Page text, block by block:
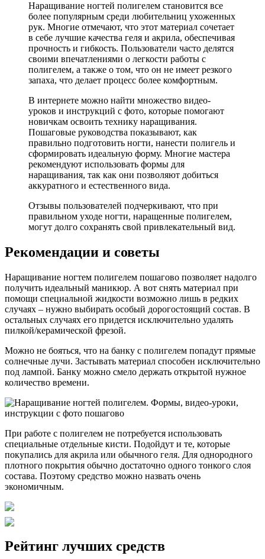
Наращивание ногтей полигелем становится все
более популярным среди любительниц ухоженных
рук. Многие отмечают, что этот материал сочетает
в себе лучшие качества геля и акрила, обеспечивая
прочность и гибкость. Пользователи часто делятся
своими впечатлениями о легкости работы с
полигелем, а также о том, что он не имеет резкого
запаха, что делает процесс более комфортным.
В интернете можно найти множество видео-
уроков и инструкций с фото, которые помогают
новичкам освоить технику наращивания.
Пошаговые руководства показывают, как
правильно подготовить ногти, нанести полигель и
сформировать идеальную форму. Многие мастера
рекомендуют использовать формы для
наращивания, так как они позволяют добиться
аккуратного и естественного вида.
Отзывы пользователей подчеркивают, что при
правильном уходе ногти, наращенные полигелем,
могут долго сохранять свой привлекательный вид.
Рекомендации и советы
Наращивание ногтем полигелем пошагово позволяет надолго
получить идеальный маникюр. А вот снять материал при
помощи специальной жидкости возможно лишь в редких
случаях – нужно выбирать особый дорогостоящий состав. В
остальных случаях его придется исключительно удалять
пилкой/керамической фрезой.
Можно не бояться, что на банку с полигелем попадут прямые
солнечные лучи. Застывать материал способен исключительно
под лампой. Банку можно смело держать открытой нужное
количество времени.
При работе с полигелем не потребуется использовать
специальные отдельные кисти. Подойдут и те, которые
покупались для акрила или обычного геля. Для однородного
плотного покрытия обычно достаточно одного тонкого слоя
состава. Поэтому средство можно назвать очень
экономичным.
Рейтинг лучших средств